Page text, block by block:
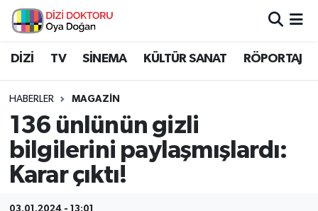
DİZİ TV SİNEMA KÜLTÜR SANAT RÖPORTAJ
HABERLER MAGAZİN
136 ünlünün gizli
bilgilerini paylaşmışlardı:
Karar çıktı!
03.01.2024 - 13:01
İstanbul Nöbetçi Eczaneler
İstanbul Namaz Vakitleri
İstanbul Trafik Yoğunluk Haritası